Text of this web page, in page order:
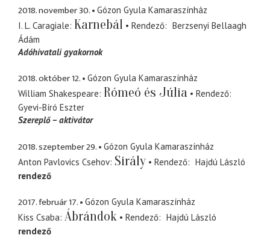
2018. november 30.
Gózon Gyula Kamaraszínház
I. L. Caragiale Karnebál Rendező
Berzsenyi Bellaagh
Ádám
Adóhivatali gyakornok
2018. október 12.
Gózon Gyula Kamaraszínház
William Shakespeare Rómeó és Júlia
Rendező
Gyevi-Bíró Eszter
Szereplő – aktivátor
2018. szeptember 29.
Gózon Gyula Kamaraszínház
Anton Pavlovics Csehov Sirály Rendező
Hajdú László
rendező
2017. február 17.
Gózon Gyula Kamaraszínház
Kiss Csaba Ábrándok Rendező
Hajdú László
rendező